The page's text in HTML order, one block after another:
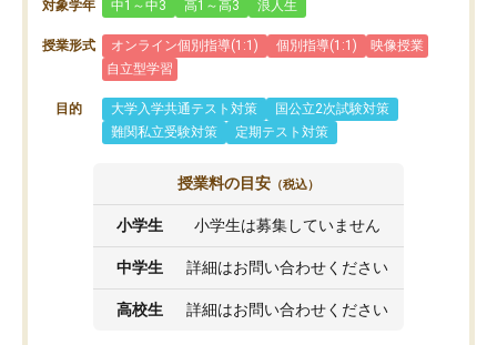
対象学年 中1～中3 高1～高3 浪人生
授業形式 オンライン個別指導(1:1) 個別指導(1:1)
映像授業
自立型学習
目的 大学入学共通テスト対策
国公立2次試験対策
難関私立受験対策
定期テスト対策
授業料の目安 （税込）
小学生 小学生は募集していません
中学生 詳細はお問い合わせください
高校生 詳細はお問い合わせください